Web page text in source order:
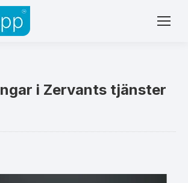
i Zervants tjänster